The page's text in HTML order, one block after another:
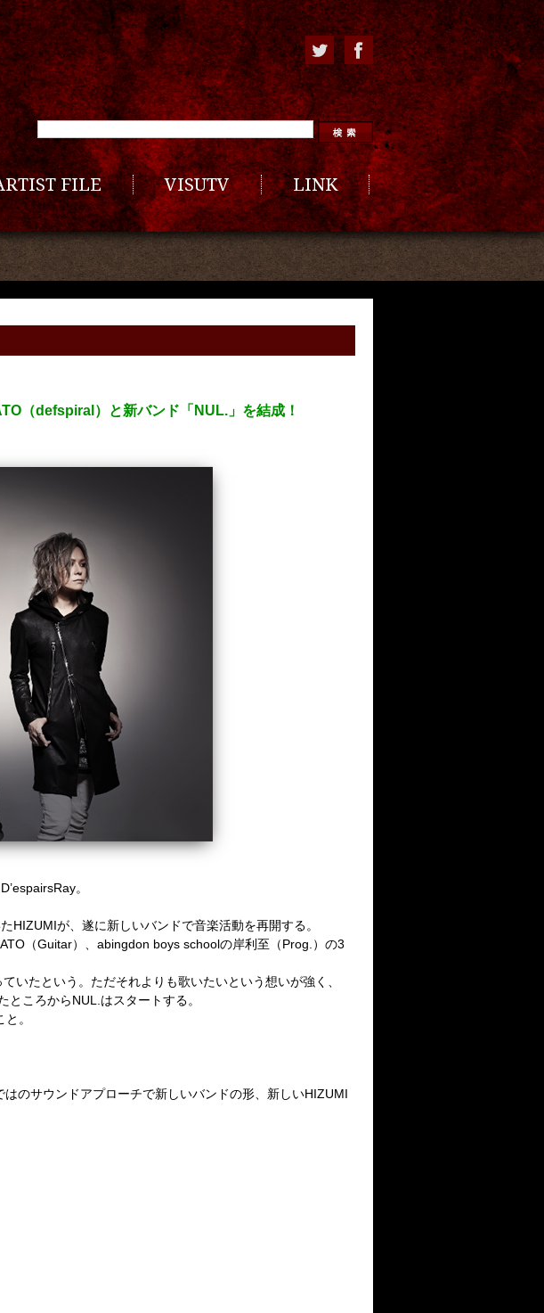
FILE VISUTV LINK
（defspiral）と新バンド「NUL.」を結成！
D’espairsRay。
HIZUMIが、遂に新しいバンドで音楽活動を再開する。
（Guitar）、 abingdon boys schoolの岸利至（Prog. ）の3
いたという。ただそれよりも歌いたいという想いが強く、
ところからNUL. はスタートする。
。
はのサウンドアプローチで新しいバンドの形、新しいHIZUMI